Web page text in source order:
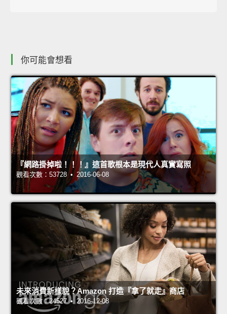
你可能會想看
『網路掛掉啦！！！』這首歌根本是現代人真實寫照
觀看次數：53728 • 2016-06-08
未來消費新樣貌？Amazon 打造『拿了就走』商店
觀看次數：24527 • 2016-12-08